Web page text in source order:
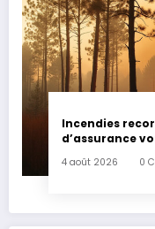
Incendies
d’assurance
4 août 2026 0